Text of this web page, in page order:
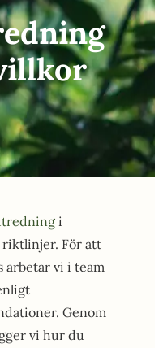
i
För att
arbetar vi i team
Genom
vi hur du